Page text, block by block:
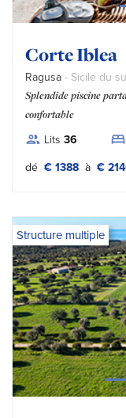
Corte Iblea
Ragusa - Sicile du
Splendide piscine
confortable
Lits 36
dé € 1388 à €
Structure multiple